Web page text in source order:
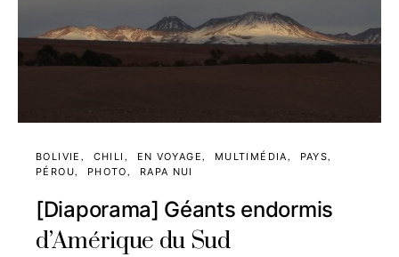
BOLIVIE CHILI EN VOYAGE MULTIMÉDIA
PAYS
PÉROU
PHOTO RAPA NUI
[Diaporama] Géants endormis
d’Amérique du Sud